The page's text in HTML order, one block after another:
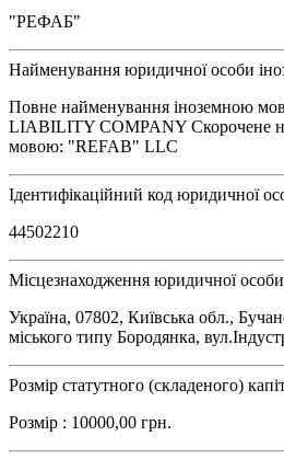
"РЕФАБ"
Найменування юридичної особи
Повне найменування іноземною
LIABILITY COMPANY Скорочене
мовою: "REFAB" LLC
Ідентифікаційний код юридичної
44502210
Місцезнаходження юридичної особи
Україна, 07802, Київська обл.,
міського типу Бородянка,
Розмір статутного (складеного)
Розмір : 10000,00 грн.